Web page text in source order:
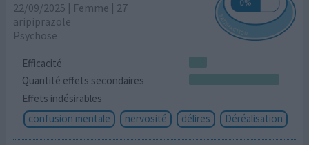
22/09/2025 | Femme | 27
aripiprazole
Psychose
Efficacité
Quantité effets secondaires
Effets indésirables
confusion mentale
nervosité délires Déréalisation